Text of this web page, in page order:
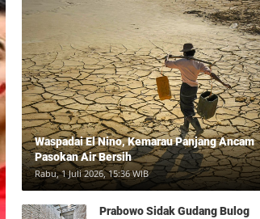
Waspadai El Nino, Kemarau Panjang Ancam
Pasokan Air Bersih
Rabu, 1 Juli 2026, 15:36 WIB
Prabowo Sidak Gudang Bulog